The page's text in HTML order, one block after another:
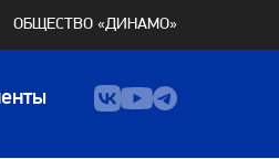
ОБЩЕСТВО «ДИНАМО»